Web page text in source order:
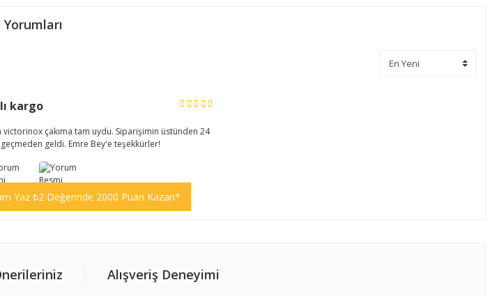
kargo
victorinox çakıma tam uydu. Siparişimin üstünden 24
geldi. Emre Bey'e teşekkürler!
Yaz ₺2 Değerinde 2000 Puan Kazan*
Alışveriş Deneyimi